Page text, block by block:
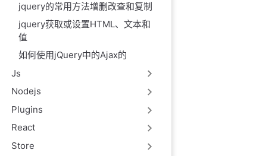
jquery的常用方法增删改查和复制
jquery获取或设置HTML、文本和
值
如何使用jQuery中的Ajax的
Js
Nodejs
Plugins
React
Store